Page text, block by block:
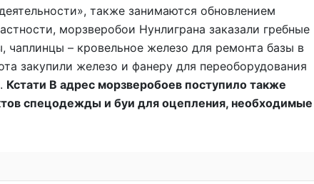
также занимаются обновлением
морзверобои Нунлиграна заказали гребные
– кровельное железо для ремонта базы в
закупили железо и фанеру для переоборудования
Кстати В адрес морзверобоев поступило также
спецодежды и буи для оцепления, необходимые